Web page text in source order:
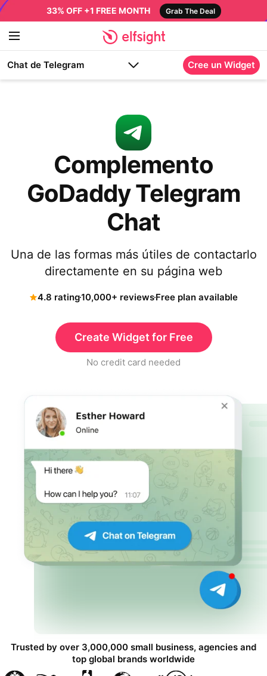
33% OFF +1 FREE MONTH Grab The Deal
Chat de Telegram Cree un Widget
Complemento
GoDaddy Telegram
Chat
Una de las formas más útiles de contactarlo
directamente en su página web
4.8 rating10,000+ reviewsFree plan available
Create Widget for Free
No credit card needed
Trusted by over 3,000,000 small business, agencies and
top global brands worldwide